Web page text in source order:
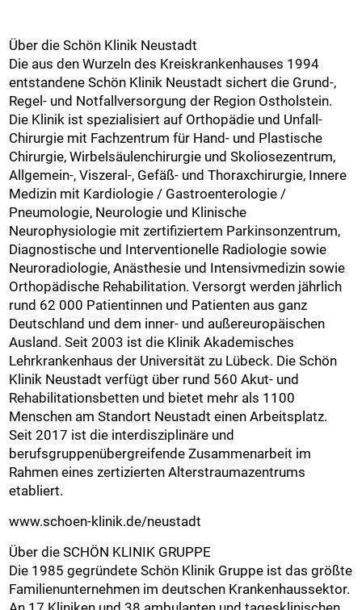
Über die Schön Klinik Neustadt
Die aus den Wurzeln des Kreiskrankenhauses 1994
entstandene Schön Klinik Neustadt sichert die Grund-,
Regel- und Notfallversorgung der Region Ostholstein.
Die Klinik ist spezialisiert auf Orthopädie und Unfall-
Chirurgie mit Fachzentrum für Hand- und Plastische
Chirurgie, Wirbelsäulenchirurgie und Skoliosezentrum,
Allgemein-, Viszeral-, Gefäß- und Thoraxchirurgie, Innere
Medizin mit Kardiologie / Gastroenterologie /
Pneumologie, Neurologie und Klinische
Neurophysiologie mit zertifiziertem Parkinsonzentrum,
Diagnostische und Interventionelle Radiologie sowie
Neuroradiologie, Anästhesie und Intensivmedizin sowie
Orthopädische Rehabilitation. Versorgt werden jährlich
rund 62 000 Patientinnen und Patienten aus ganz
Deutschland und dem inner- und außereuropäischen
Ausland. Seit 2003 ist die Klinik Akademisches
Lehrkrankenhaus der Universität zu Lübeck. Die Schön
Klinik Neustadt verfügt über rund 560 Akut- und
Rehabilitationsbetten und bietet mehr als 1100
Menschen am Standort Neustadt einen Arbeitsplatz.
Seit 2017 ist die interdisziplinäre und
berufsgruppenübergreifende Zusammenarbeit im
Rahmen eines zertizierten Alterstraumazentrums
etabliert.
www.schoen-klinik.de/neustadt
Über die SCHÖN KLINIK GRUPPE
Die 1985 gegründete Schön Klinik Gruppe ist das größte
Familienunternehmen im deutschen Krankenhaussektor.